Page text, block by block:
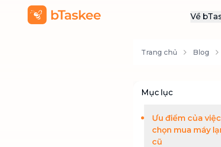
Về
Trang chủ Blog
Mục lục
Ưu điểm của việc
chọn mua máy
cũ